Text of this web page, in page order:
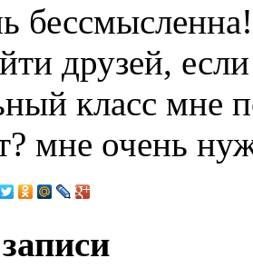
друзей,
класс мне
мне очень